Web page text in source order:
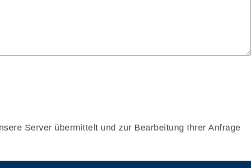
Server übermittelt und zur Bearbeitung Ihrer Anfrage